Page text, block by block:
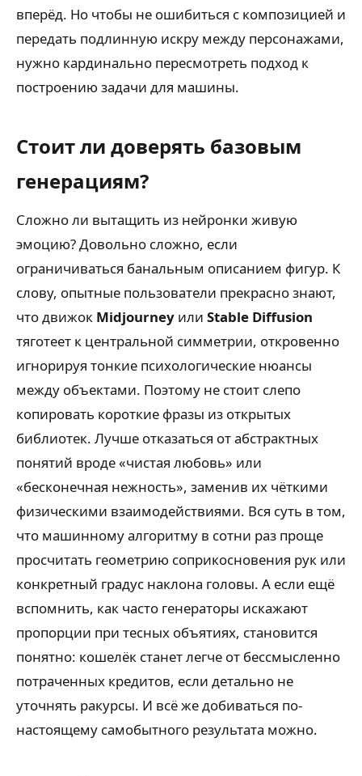
вперёд. Но чтобы не ошибиться с композицией и
передать подлинную искру между персонажами,
нужно кардинально пересмотреть подход к
построению задачи для машины.
Стоит ли доверять базовым
генерациям?
Сложно ли вытащить из нейронки живую
эмоцию? Довольно сложно, если
ограничиваться банальным описанием фигур. К
слову, опытные пользователи прекрасно знают,
что движок Midjourney или Stable Diffusion
тяготеет к центральной симметрии, откровенно
игнорируя тонкие психологические нюансы
между объектами. Поэтому не стоит слепо
копировать короткие фразы из открытых
библиотек. Лучше отказаться от абстрактных
понятий вроде «чистая любовь» или
«бесконечная нежность», заменив их чёткими
физическими взаимодействиями. Вся суть в том,
что машинному алгоритму в сотни раз проще
просчитать геометрию соприкосновения рук или
конкретный градус наклона головы. А если ещё
вспомнить, как часто генераторы искажают
пропорции при тесных объятиях, становится
понятно: кошелёк станет легче от бессмысленно
потраченных кредитов, если детально не
уточнять ракурсы. И всё же добиваться по-
настоящему самобытного результата можно.